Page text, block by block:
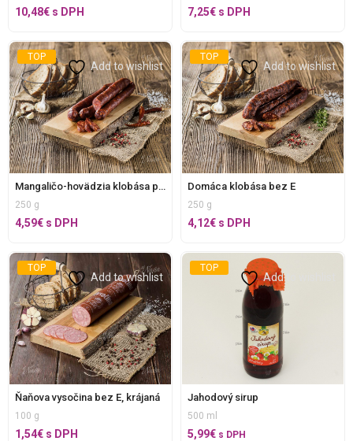
10,48€ s DPH 7,25€ s DPH
TOP
Add to wishlist
Mangaličo-hovädzia klobása pikant bez E
250 g
4,59€ s DPH
TOP
Add to wishlist
Domáca klobása bez E
250 g
4,12€ s DPH
TOP
Add to wishlist
Ňaňova vysočina bez E, krájaná
100 g
1,54€ s DPH
TOP
Add to wishlist
Jahodový sirup
500 ml
5,99€ s DPH